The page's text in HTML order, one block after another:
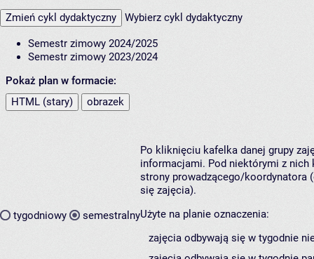
Zmień cykl dydaktyczny Wybierz cykl dydaktyczny
Semestr zimowy 2024/2025
Semestr zimowy 2023/2024
Pokaż plan w formacie:
HTML (stary)
obrazek
tygodniowy semestralny
Po kliknięciu kafelka danej grupy
informacjami. Pod niektórymi z nich
strony prowadzącego/koordynatora
się zajęcia).
Użyte na planie oznaczenia:
zajęcia odbywają się w tygodnie